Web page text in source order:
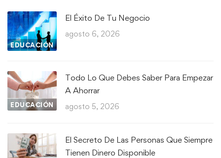
EDUCACIÓN
El Éxito De Tu Negocio
agosto 6, 2026
EDUCACIÓN
Todo Lo Que Debes Saber Para Empezar
A Ahorrar
agosto 5, 2026
El Secreto De Las Personas Que Siempre
Tienen Dinero Disponible